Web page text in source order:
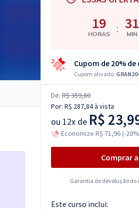
19
HORAS : 31
MIN
Cupom de 20%
Cupom ativado:
De: R$ 359,80
Por: R$ 287,84à vista
ou 12x de R$
Economize R$ 71,96 (-
Comprar
Garantia de devolução do
Este curso inclui: